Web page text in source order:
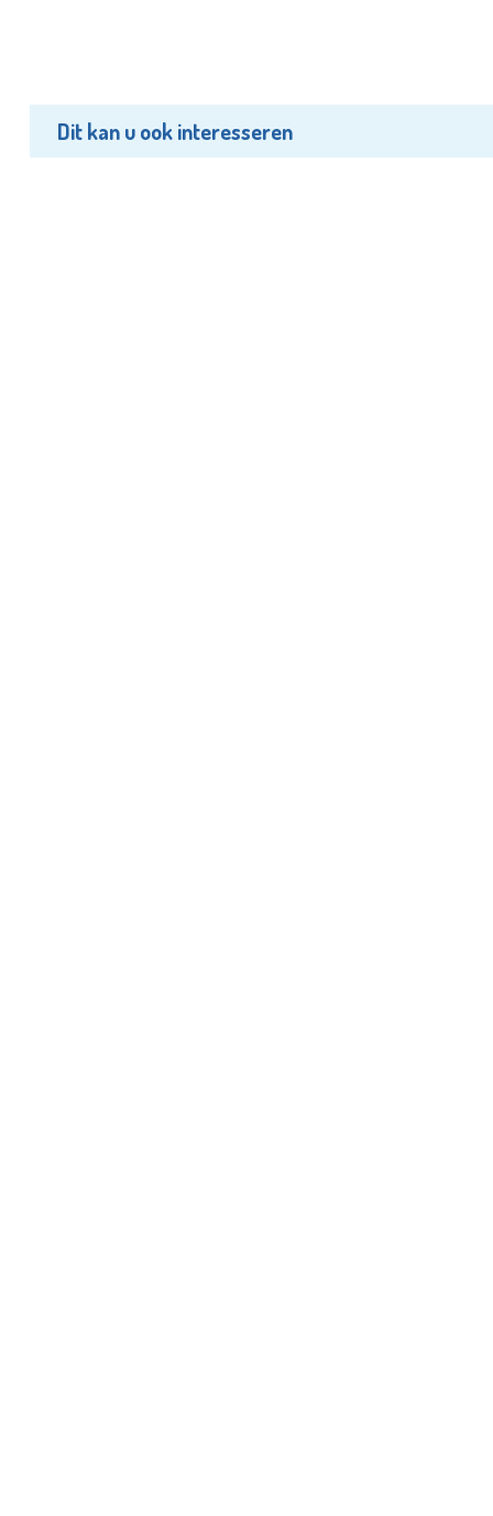
Dit kan u ook interesseren